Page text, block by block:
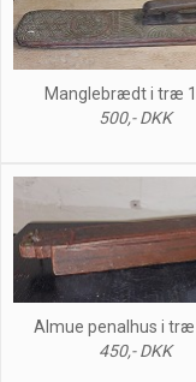
Manglebrædt i træ
500,- DKK
Almue penalhus i træ
450,- DKK